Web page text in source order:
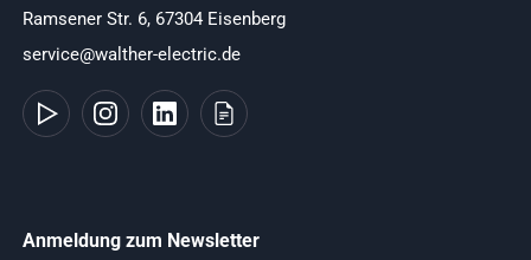
Ramsener Str. 6, 67304 Eisenberg
service@walther-electric.de
Anmeldung zum Newsletter